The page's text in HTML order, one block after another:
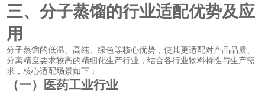
三、分子蒸馏的行业适配优势及应
用
分子蒸馏的低温、高纯、绿色等核心优势，使其更适配对产品品质、
分离精度要求较高的精细化生产行业，结合各行业物料特性与生产需
求，核心适配场景如下：
（一）医药工业行业